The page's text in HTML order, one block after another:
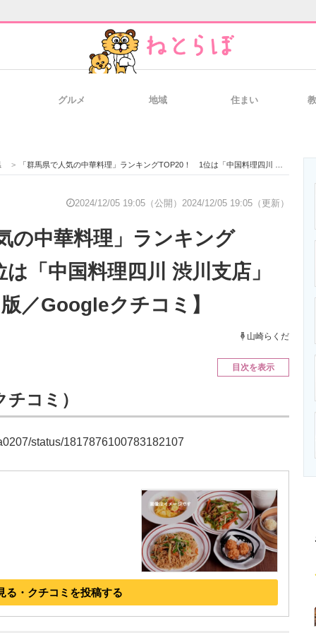
経営リーダーの
品の総合サイト IT製品の技術・比較・事例 製造業のIT導入
エネルギーの
グルメ 地域 住まい
> 「群馬県で人気の中華料理」ランキングTOP20！ 1位は「中国料理四川 渋川支店」【2024年12月版／Googleクチコミ】
2024/12/05 19:05（公開） 2024/12/05 19:05（更新）
の中華料理」ランキング
「中国料理四川 渋川支店」
／Googleクチコミ】
山崎らくだ
目次を表示
コミ）
status/1817876100783182107
る・クチコミを投稿する